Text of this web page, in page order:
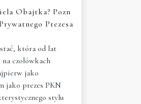
Obajtka? Pozn
Prezesa
która od lat
czołówkach
jako
jako prezes PKN
stylu